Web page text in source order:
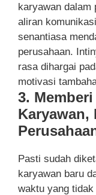
karyawan dalam
aliran
senantiasa
perusahaan.
rasa dihargai
motivasi
3.
Karyawan,
Pasti sudah
karyawan baru
waktu yang